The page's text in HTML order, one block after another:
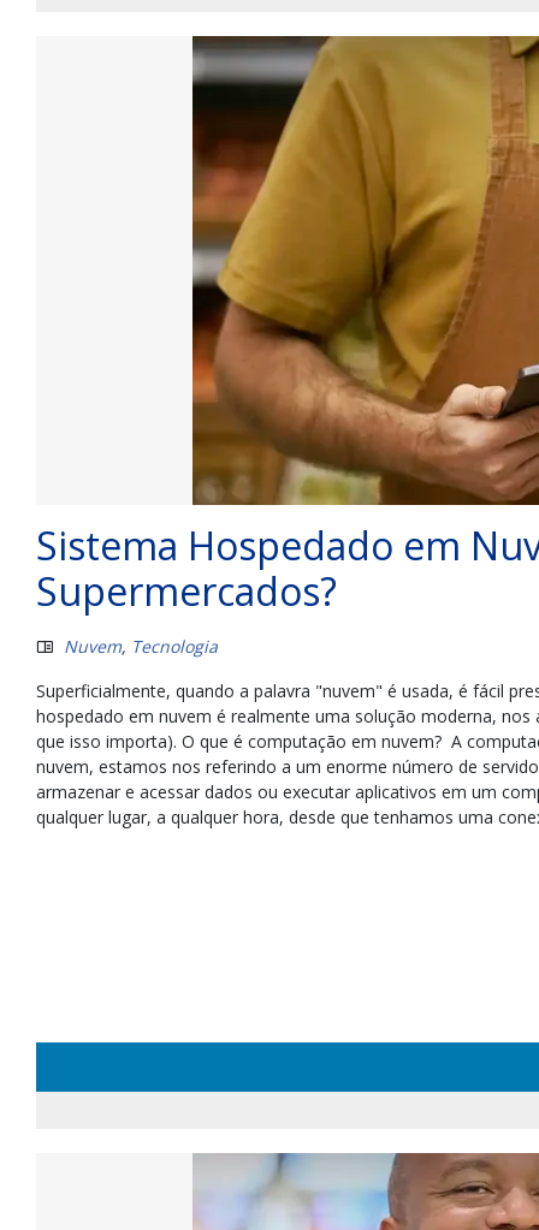
Sistema Hospedado em
Supermercados?
Nuvem, Tecnologia
Superficialmente, quando a palavra "nuvem" é usada, é fácil
hospedado em nuvem é realmente uma solução moderna,
que isso importa). O que é computação em nuvem? A
nuvem, estamos nos referindo a um enorme número de
armazenar e acessar dados ou executar aplicativos em um
qualquer lugar, a qualquer hora, desde que tenhamos uma